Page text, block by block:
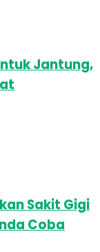
Jantung,
Sakit Gigi
Coba